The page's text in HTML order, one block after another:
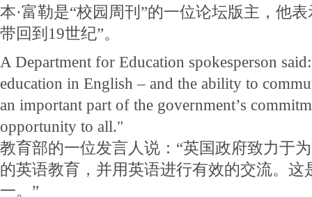
本·富勒是“校园周刊”的一位论坛版主，他
带回到19世纪”。
A Department for Education spokesperson
education in English – and the ability to
an important part of the government’s
opportunity to all."
教育部的一位发言人说：“英国政府致力于
的英语教育，并用英语进行有效的交流。这
一。”